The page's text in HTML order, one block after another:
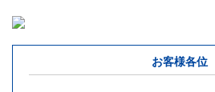
お客様各位